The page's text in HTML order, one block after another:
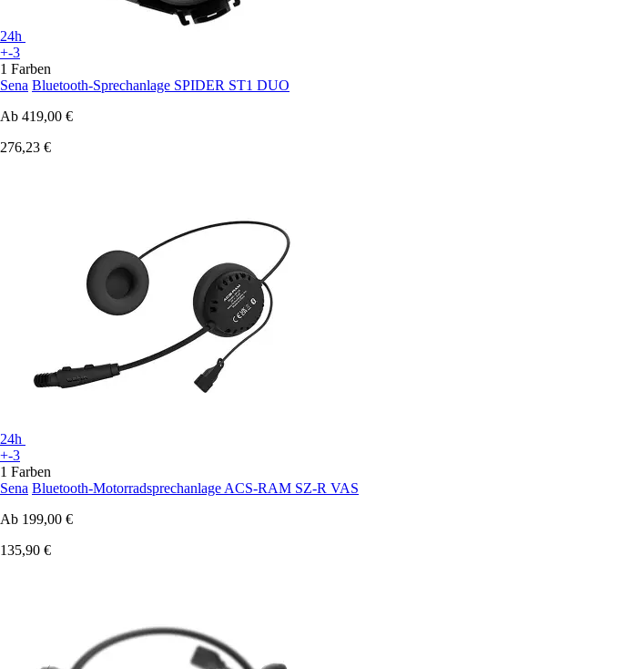
24h
+-3
1 Farben
Sena Bluetooth-Sprechanlage SPIDER ST1 DUO
Ab 419,00 €
276,23 €
24h
+-3
1 Farben
Sena Bluetooth-Motorradsprechanlage ACS-RAM SZ-R VAS
Ab 199,00 €
135,90 €